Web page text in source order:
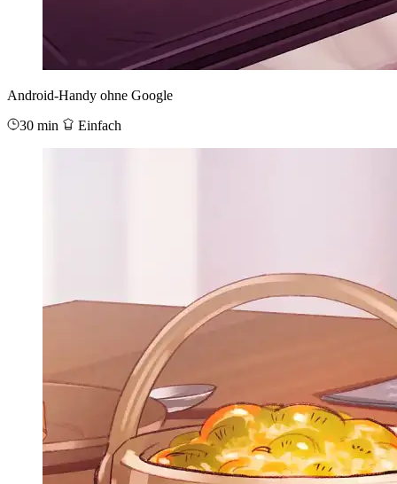
Android-Handy ohne Google
30 min
Einfach